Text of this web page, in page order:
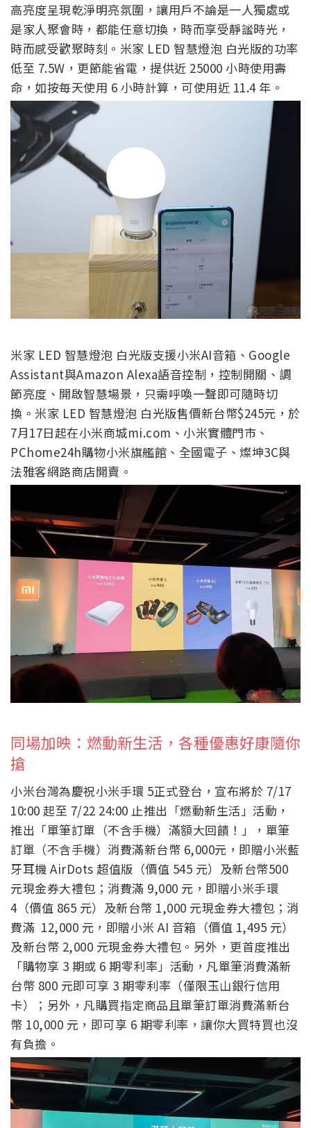
高亮度呈現乾淨明亮氛圍，讓用戶不論是一人獨處或
是家人聚會時，都能任意切換，時而享受靜謐時光，
時而感受歡聚時刻。米家 LED 智慧燈泡 白光版的功率
低至 7.5W，更節能省電，提供近 25000 小時使用壽
命，如按每天使用 6 小時計算，可使用近 11.4 年。
米家 LED 智慧燈泡 白光版支援小米AI音箱、Google
Assistant與Amazon Alexa語音控制，控制開關、調
節亮度、開啟智慧場景，只需呼喚一聲即可隨時切
換。米家 LED 智慧燈泡 白光版售價新台幣$245元，於
7月17日起在小米商城mi.com、小米實體門市、
PChome24h購物小米旗艦館、全國電子、燦坤3C與
法雅客網路商店開賣。
同場加映：燃動新生活，各種優惠好康隨你
搶
小米台灣為慶祝小米手環 5正式登台，宣布將於 7/17
10:00 起至 7/22 24:00 止推出「燃動新生活」活動，
推出「單筆訂單（不含手機）滿額大回饋！」，單筆
訂單（不含手機）消費滿新台幣 6,000元，即贈小米藍
牙耳機 AirDots 超值版（價值 545 元）及新台幣500
元現金券大禮包；消費滿 9,000 元，即贈小米手環
4（價值 865 元）及新台幣 1,000 元現金券大禮包；消
費滿 12,000 元，即贈小米 AI 音箱（價值 1,495 元）
及新台幣 2,000 元現金券大禮包。另外，更首度推出
「購物享 3 期或 6 期零利率」活動，凡單筆消費滿新
台幣 800 元即可享 3 期零利率（僅限玉山銀行信用
卡）；另外，凡購買指定商品且單筆訂單消費滿新台
幣 10,000 元，即可享 6 期零利率，讓你大買特買也沒
有負擔。